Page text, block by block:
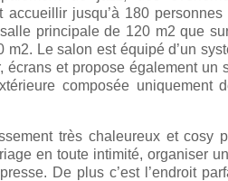
accueillir jusqu’à 180
principale de 120 m2 que
m2. Le salon est équipé d’un
écrans et propose également un
composée
très chaleureux et cosy
en toute intimité, organiser
De plus c’est l’endroit